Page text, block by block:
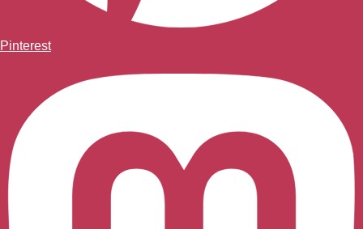
Pinterest